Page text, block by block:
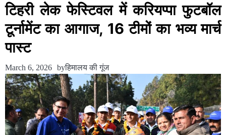
टिहरी लेक फेस्टिवल में करियप्पा फुटबॉल
टूर्नामेंट का आगाज, 16 टीमों का भव्य मार्च
पास्ट
March 6, 2026 byहिमालय की गूंज